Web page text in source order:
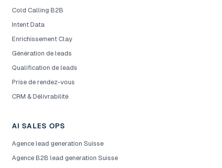
Cold Calling B2B
Intent Data
Enrichissement Clay
Génération de leads
Qualification de leads
Prise de rendez-vous
CRM & Délivrabilité
AI SALES OPS
Agence lead generation Suisse
Agence B2B lead generation Suisse